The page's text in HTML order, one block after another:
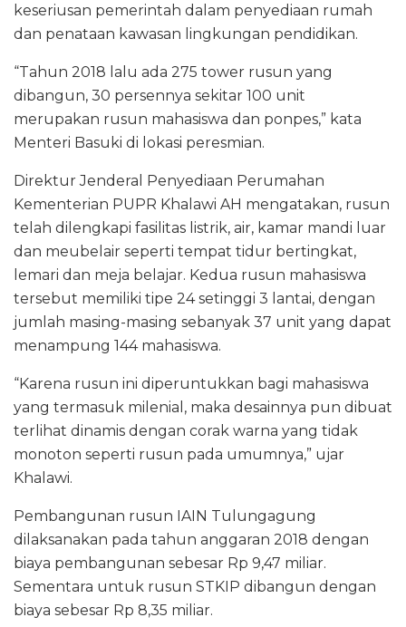
keseriusan pemerintah dalam penyediaan rumah
dan penataan kawasan lingkungan pendidikan.
“Tahun 2018 lalu ada 275 tower rusun yang
dibangun, 30 persennya sekitar 100 unit
merupakan rusun mahasiswa dan ponpes,” kata
Menteri Basuki di lokasi peresmian.
Direktur Jenderal Penyediaan Perumahan
Kementerian PUPR Khalawi AH mengatakan, rusun
telah dilengkapi fasilitas listrik, air, kamar mandi luar
dan meubelair seperti tempat tidur bertingkat,
lemari dan meja belajar. Kedua rusun mahasiswa
tersebut memiliki tipe 24 setinggi 3 lantai, dengan
jumlah masing-masing sebanyak 37 unit yang dapat
menampung 144 mahasiswa.
“Karena rusun ini diperuntukkan bagi mahasiswa
yang termasuk milenial, maka desainnya pun dibuat
terlihat dinamis dengan corak warna yang tidak
monoton seperti rusun pada umumnya,” ujar
Khalawi.
Pembangunan rusun IAIN Tulungagung
dilaksanakan pada tahun anggaran 2018 dengan
biaya pembangunan sebesar Rp 9,47 miliar.
Sementara untuk rusun STKIP dibangun dengan
biaya sebesar Rp 8,35 miliar.